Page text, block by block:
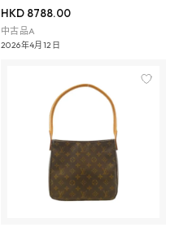
HKD 8788.00
中古品A
2026年4月12日